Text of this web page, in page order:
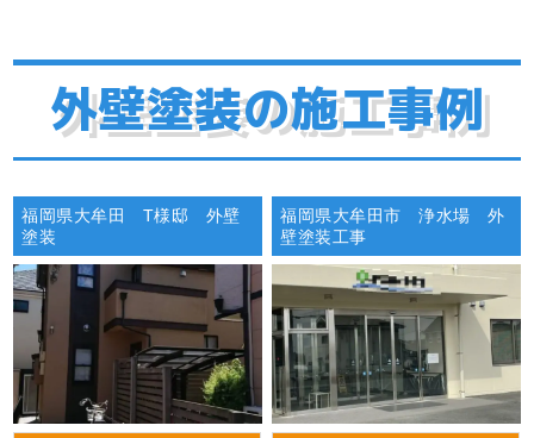
外壁塗装の施工事例
福岡県大牟田 T様邸 外壁
塗装
福岡県大牟田市 浄水場 外
壁塗装工事